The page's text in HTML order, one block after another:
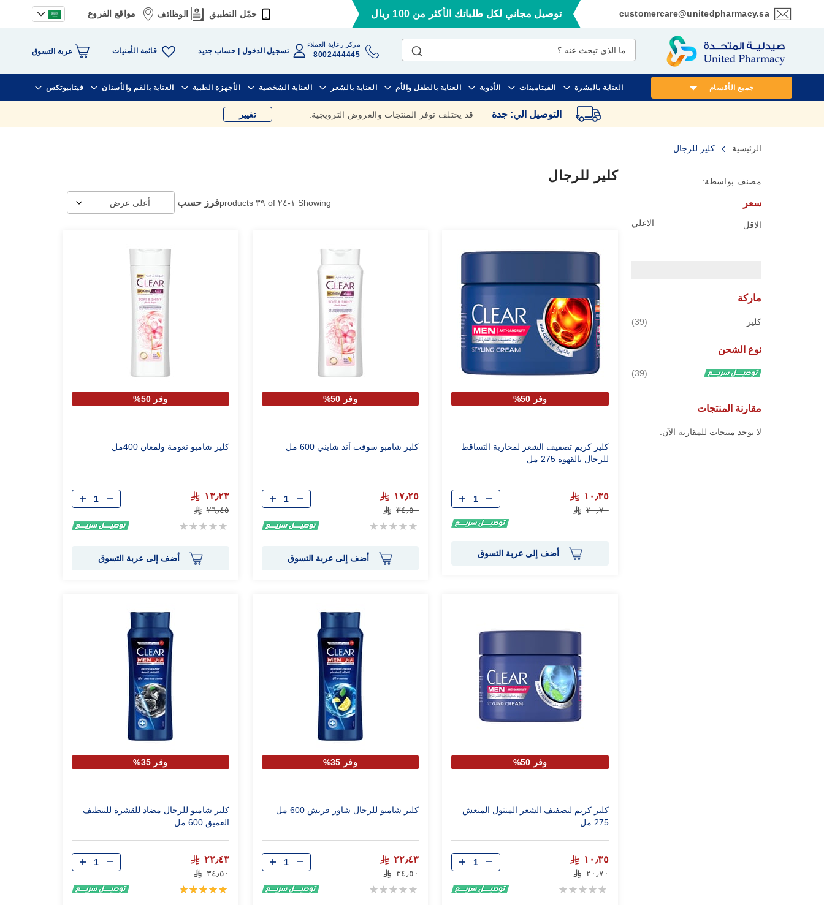
customercare@unitedpharmacy.sa
تخطي
المحتوى
توصيل مجاني لكل طلباتك الأكثر من 100 ريال حمّل التطبيق الوظائف مواقع الفروع
مركز رعاية العملاء
8002444445 تسجيل الدخول حساب جديد قائمة الأمنيات عربة التسوق
العناية بالبشرة الفيتامينات الأدوية العناية بالطفل والأم العناية بالشعر العناية الشخصية الأجهزة الطبية العناية بالفم والأسنان فيتابيوتكس جميع الأقسام
التوصيل الي: جدة قد يختلف توفر المنتجات والعروض الترويجية. تغيير
الرئيسية كلير للرجال
كلير للرجال
Showing ١-٢٤ ٣٩ فرز حسب
وفر 50%
كلير كريم تصفيف الشعر لمحاربة التساقط
للرجال بالقهوة 275 مل
١٠٫٣٥
٢٠٫٧٠
الكمية
أضف إلى عربة التسوق
وفر 50%
كلير شامبو سوفت آند شايني 600 مل
١٧٫٢٥
٣٤٫٥٠
Rating:
الكمية
أضف إلى عربة التسوق
وفر 50%
كلير شامبو نعومة ولمعان 400مل
١٣٫٢٣
٢٦٫٤٥
Rating:
الكمية
أضف إلى عربة التسوق
وفر 50%
كلير كريم لتصفيف الشعر المنثول المنعش
275 مل
١٠٫٣٥
٢٠٫٧٠
Rating:
الكمية
وفر 35%
كلير شامبو للرجال شاور فريش 600 مل
٢٢٫٤٣
٣٤٫٥٠
Rating:
الكمية
وفر 35%
كلير شامبو للرجال مضاد للقشرة للتنظيف
العميق 600 مل
٢٢٫٤٣
٣٤٫٥٠
تقييم:
الكمية
مصنف بواسطة:
سعر
الاقل الاعلي
ماركة
كلير 39قطع
نوع الشحن
39قطع
مقارنة المنتجات
لا يوجد منتجات للمقارنة الآن.